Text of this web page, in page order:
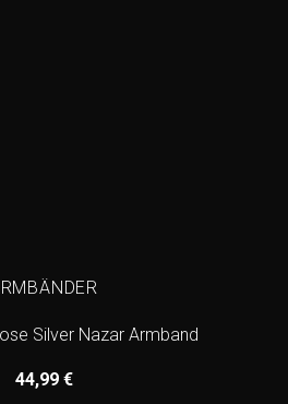
Silver Nazar Armband
44,99 €